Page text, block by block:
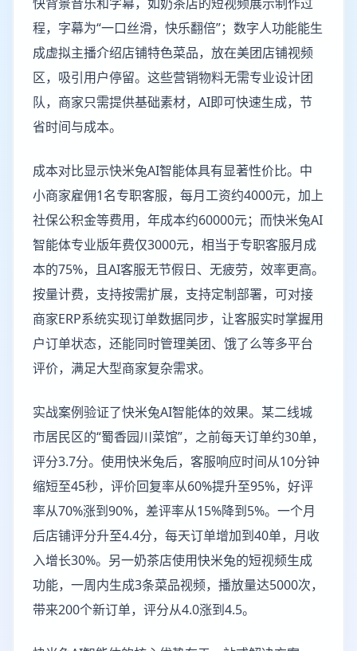
程，字幕为“一口丝滑，快乐翻倍”；数字人功能能生
成虚拟主播介绍店铺特色菜品，放在美团店铺视频
区，吸引用户停留。这些营销物料无需专业设计团
队，商家只需提供基础素材，AI即可快速生成，节
省时间与成本。
成本对比显示快米兔AI智能体具有显著性价比。中
小商家雇佣1名专职客服，每月工资约4000元，加上
社保公积金等费用，年成本约60000元；而快米兔AI
智能体专业版年费仅3000元，相当于专职客服月成
本的75%，且AI客服无节假日、无疲劳，效率更高。
按量计费，支持按需扩展，支持定制部署，可对接
商家ERP系统实现订单数据同步，让客服实时掌握用
户订单状态，还能同时管理美团、饿了么等多平台
评价，满足大型商家复杂需求。
实战案例验证了快米兔AI智能体的效果。某二线城
市居民区的“蜀香园川菜馆”，之前每天订单约30单，
评分3.7分。使用快米兔后，客服响应时间从10分钟
缩短至45秒，评价回复率从60%提升至95%，好评
率从70%涨到90%，差评率从15%降到5%。一个月
后店铺评分升至4.4分，每天订单增加到40单，月收
入增长30%。另一奶茶店使用快米兔的短视频生成
功能，一周内生成3条菜品视频，播放量达5000次，
带来200个新订单，评分从4.0涨到4.5。